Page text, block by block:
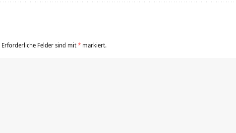
Erforderliche Felder sind mit* markiert.